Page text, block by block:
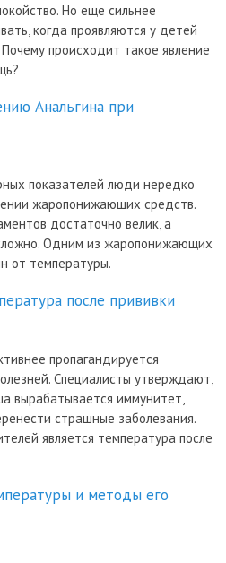
Но еще сильнее
когда проявляются у детей
происходит такое явление
Анальгина при
показателей люди нередко
жаропонижающих средств.
достаточно велик, а
Одним из жаропонижающих
от температуры.
после прививки
пропагандируется
Специалисты утверждают,
вырабатывается иммунитет,
страшные заболевания.
является температура после
и методы его